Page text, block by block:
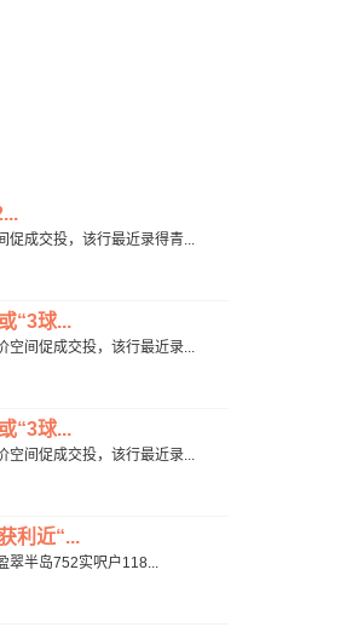
促成交投，该行最近录得青...
“3球...
空间促成交投，该行最近录...
“3球...
空间促成交投，该行最近录...
利近“...
翠半岛752实呎户118...